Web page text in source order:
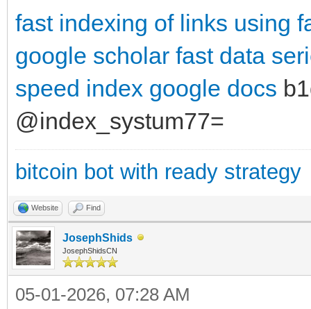
fast indexing of links using
google scholar fast data
speed index google docs
@index_systum77=
bitcoin bot with ready strategy
Website Find
JosephShids
JosephShidsCN
05-01-2026, 07:28 AM